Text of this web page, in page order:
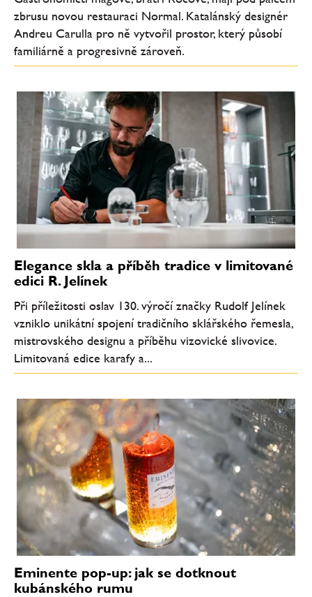
zbrusu novou restauraci Normal. Katalánský designér
Andreu Carulla pro ně vytvořil prostor, který působí
familiárně a progresivně zároveň.
Elegance skla a příběh tradice v limitované
edici R. Jelínek
Při příležitosti oslav 130. výročí značky Rudolf Jelínek
vzniklo unikátní spojení tradičního sklářského řemesla,
mistrovského designu a příběhu vizovické slivovice.
Limitovaná edice karafy a...
Eminente pop-up: jak se dotknout
kubánského rumu